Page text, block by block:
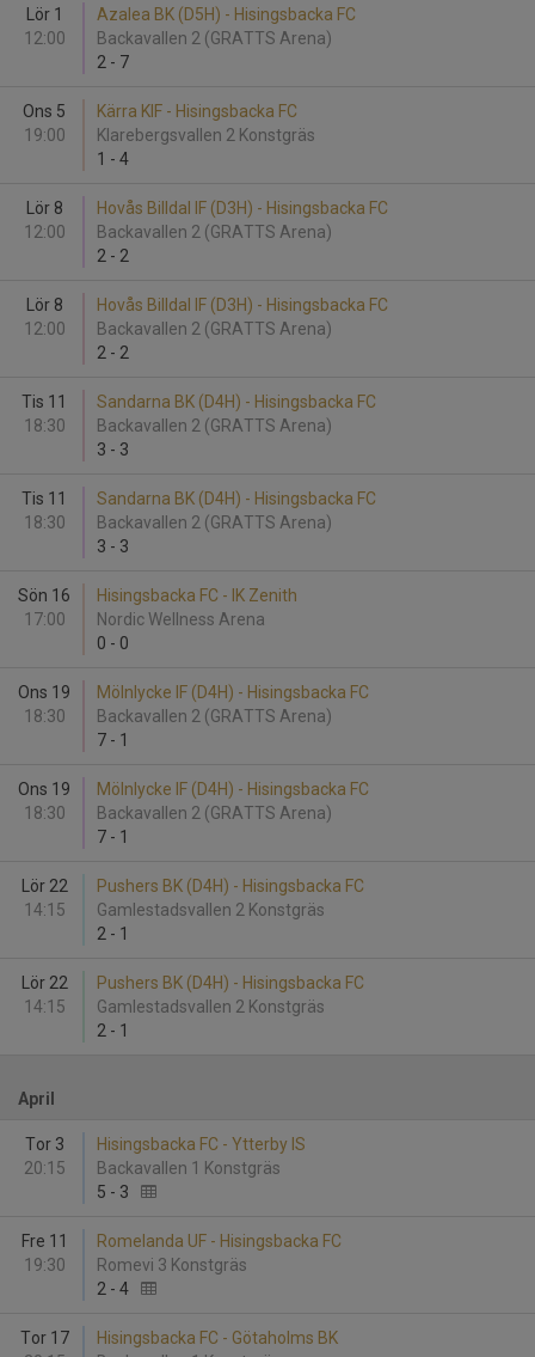
Lör 1
12:00
Azalea BK (D5H) - Hisingsbacka FC
Backavallen 2 (GRATTS Arena)
2 - 7
Ons 5
19:00
Kärra KIF - Hisingsbacka FC
Klarebergsvallen 2 Konstgräs
1 - 4
Lör 8
12:00
Hovås Billdal IF (D3H) - Hisingsbacka FC
Backavallen 2 (GRATTS Arena)
2 - 2
Lör 8
12:00
Hovås Billdal IF (D3H) - Hisingsbacka FC
Backavallen 2 (GRATTS Arena)
2 - 2
Tis 11
18:30
Sandarna BK (D4H) - Hisingsbacka FC
Backavallen 2 (GRATTS Arena)
3 - 3
Tis 11
18:30
Sandarna BK (D4H) - Hisingsbacka FC
Backavallen 2 (GRATTS Arena)
3 - 3
Sön 16
17:00
Hisingsbacka FC - IK Zenith
Nordic Wellness Arena
0 - 0
Ons 19
18:30
Mölnlycke IF (D4H) - Hisingsbacka FC
Backavallen 2 (GRATTS Arena)
7 - 1
Ons 19
18:30
Mölnlycke IF (D4H) - Hisingsbacka FC
Backavallen 2 (GRATTS Arena)
7 - 1
Lör 22
14:15
Pushers BK (D4H) - Hisingsbacka FC
Gamlestadsvallen 2 Konstgräs
2 - 1
Lör 22
14:15
Pushers BK (D4H) - Hisingsbacka FC
Gamlestadsvallen 2 Konstgräs
2 - 1
April
Tor 3
20:15
Hisingsbacka FC - Ytterby IS
Backavallen 1 Konstgräs
5 - 3
Fre 11
19:30
Romelanda UF - Hisingsbacka FC
Romevi 3 Konstgräs
2 - 4
Tor 17
Hisingsbacka FC - Götaholms BK